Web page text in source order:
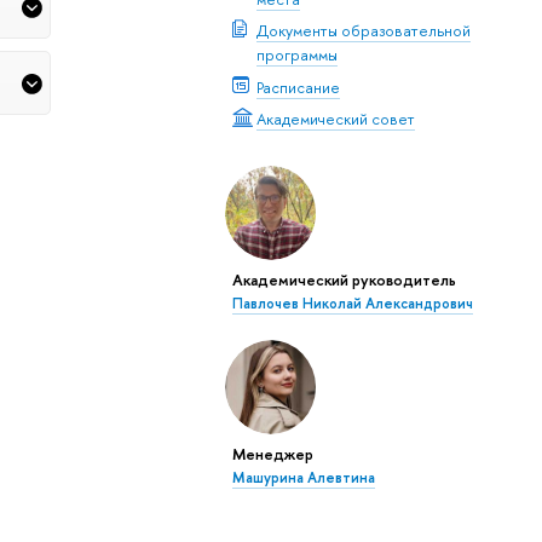
Документы образовательной
программы
Расписание
Академический совет
Академический руководитель
Павлочев Николай Александрович
Менеджер
Машурина Алевтина